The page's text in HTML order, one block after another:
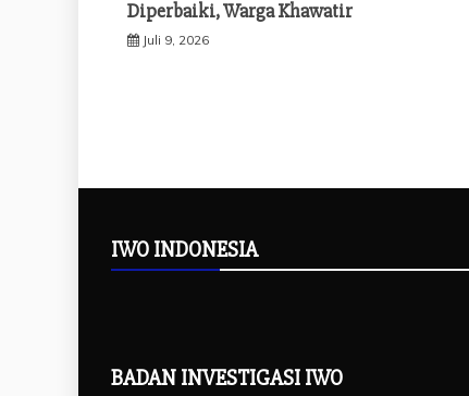
Diperbaiki, Warga Khawatir
Juli 9, 2026
IWO INDONESIA
BADAN INVESTIGASI IWO